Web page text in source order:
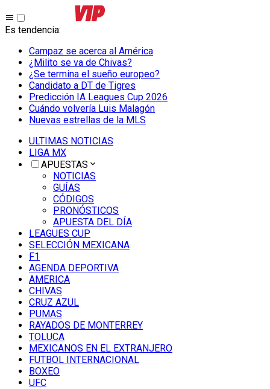
Es tendencia:
Campaz se acerca al América
¿Milito se va de Chivas?
¿Se termina el sueño europeo?
Candidato a DT de Tigres
Predicción IA Leagues Cup 2026
Cuándo volvería Luis Malagón
Nuevas estrellas de la MLS
ULTIMAS NOTICIAS
LIGA MX
APUESTAS
NOTICIAS
GUÍAS
CÓDIGOS
PRONÓSTICOS
APUESTA DEL DÍA
LEAGUES CUP
SELECCIÓN MEXICANA
F1
AGENDA DEPORTIVA
AMERICA
CHIVAS
CRUZ AZUL
PUMAS
RAYADOS DE MONTERREY
TOLUCA
MEXICANOS EN EL EXTRANJERO
FUTBOL INTERNACIONAL
BOXEO
UFC